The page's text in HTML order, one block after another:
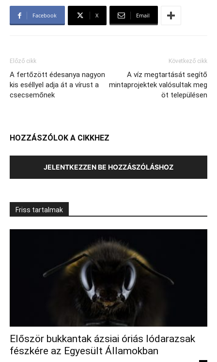
Facebook X Email
Előző cikk
A fertőzött édesanya nagyon
kis eséllyel adja át a vírust a
csecsemőnek
Következő cikk
A víz megtartását segítő
mintaprojektek valósultak meg
öt településen
HOZZÁSZÓLOK A CIKKHEZ
JELENTKEZZEN BE HOZZÁSZÓLÁSHOZ
Friss tartalmak
Először bukkantak ázsiai óriás lódarazsak
fészkére az Egyesült Államokban